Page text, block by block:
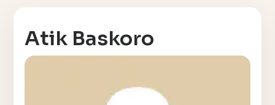
Atik Baskoro